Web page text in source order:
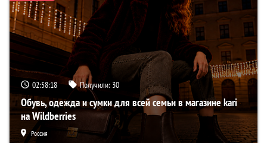
02:58:17 Получили: 30
Обувь, одежда и сумки для всей семьи в магазине kari
на Wildberries
Россия